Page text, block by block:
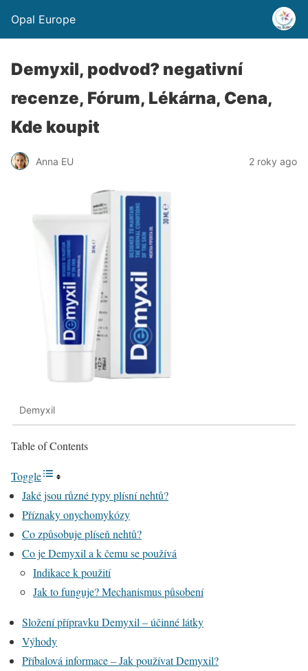
Opal Europe
Demyxil, podvod? negativní
recenze, Fórum, Lékárna, Cena,
Kde koupit
Anna EU 2 roky ago
Demyxil
Table of Contents
Toggle
Jaké jsou různé typy plísní nehtů?
Příznaky onychomykózy
Co způsobuje plíseň nehtů?
Co je Demyxil a k čemu se používá
Indikace k použití
Jak to funguje? Mechanismus působení
Složení přípravku Demyxil – účinné látky
Výhody
Příbalová informace – Jak používat Demyxil?